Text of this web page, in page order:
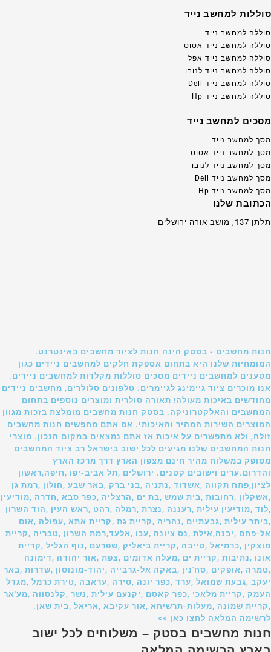
סוללות למחשב נייד
סוללה למחשב נייד
סוללה למחשב נייד אסוס
סוללה למחשב נייד אפל
סוללה למחשב נייד לנובו
סוללה למחשב נייד Dell
סוללה למחשב נייד Hp
מסכים למחשב נייד
מסך למחשב נייד
מסך למחשב נייד אסוס
מסך למחשב נייד לנובו
מסך למחשב נייד Dell
מסך למחשב נייד Hp
הכתובת שלנו
תלתן 137, מושב אורה ירושלים
חנות מחשבים - בסטק הינה חנות לציוד מחשבים באינטרנט.
המומחיות שלנו היא בתחום אספקת חלקים למחשבים ניידים כגון
מטענים למחשבים ניידים מסכים סוללות מקלדות למחשבים ניידים.
אנו מוכרים ציוד גיימינג לגיימרים. טלפונים סלולרים, מחשבים ניידים
מחודשים באיכות מעולה! תאורה סולרית ומוצרים נוספים בתחום
המחשבים והאלקטרוניקה. בסטק חנות מחשבים מומלצת בזכות מגוון
המוצרים השירות המהיר והאיכותי. אם אתם מחפשים חנות מחשבים
זולה, ולא מתפשרים על איכות אז אתם נמצאים במקום הנכון. מוצרי
חנות המחשבים שלנו מגיעים לכל ישוב בישראל רב ציוד המחשבים
מסופק במשלוח מהיר חינם מצפון הארץ דרך מרכז הארץ
והדרום.ערים וישובים קטנים. ירושלים ,תל אביב-יפו ,חיפה,ראשון
לציון,פתח תקווה ,אשדוד ,נתניה ,בני ברק ,באר שבע ,חולון ,רמת גן
,אשקלון ,רחובות ,בית שמש ,בת ים ,הרצליה ,כפר סבא ,חדרה ,מודיעין
,לוד ,מודיעין עילית ,רעננה ,נצרת ,רמלה ,רהט ,ראש העין ,הוד השרון
,ביתר עילית ,גבעתיים ,נהריה ,קריית גת ,קריית אתא ,עפולה ,אום
אל-פחם ,יבנה,אילת ,נס ציונה ,עכו ,אלעד,רמת השרון ,טבריה ,קריית
מוצקין ,כרמיאל ,טייבה ,קריית ביאליק ,שפרעם ,נוף הגליל ,קריית
אונו ,נתיבות ,קריית ים ,מעלה אדומים ,צפת ,אור יהודה ,דימונה
,טמרה ,אופקים ,סח'נין ,באקה אל-גרבייה ,יהוד-מונוסון ,שדרות ,באר
יעקב ,גבעת שמואל ,ערד ,כפר יונה ,טירה ,עראבה ,טירת כרמל ,מגדל
העמק ,קריית מלאכי ,כפר קאסם ,יקנעם עילית ,נשר ,קלנסווה ,מע'אר
,קריית שמונה ,מעלות-תרשיחא ,אור עקיבא ,אריאל ,בית שאן.
לרשימה המלאה לחצו כאן >>
חנות מחשבים בסטק – משלוחים לכל ישוב